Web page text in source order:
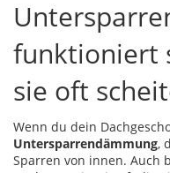
funktioniert
sie oft
Wenn du dein
Untersparrendämmung,
Sparren von innen. Auch